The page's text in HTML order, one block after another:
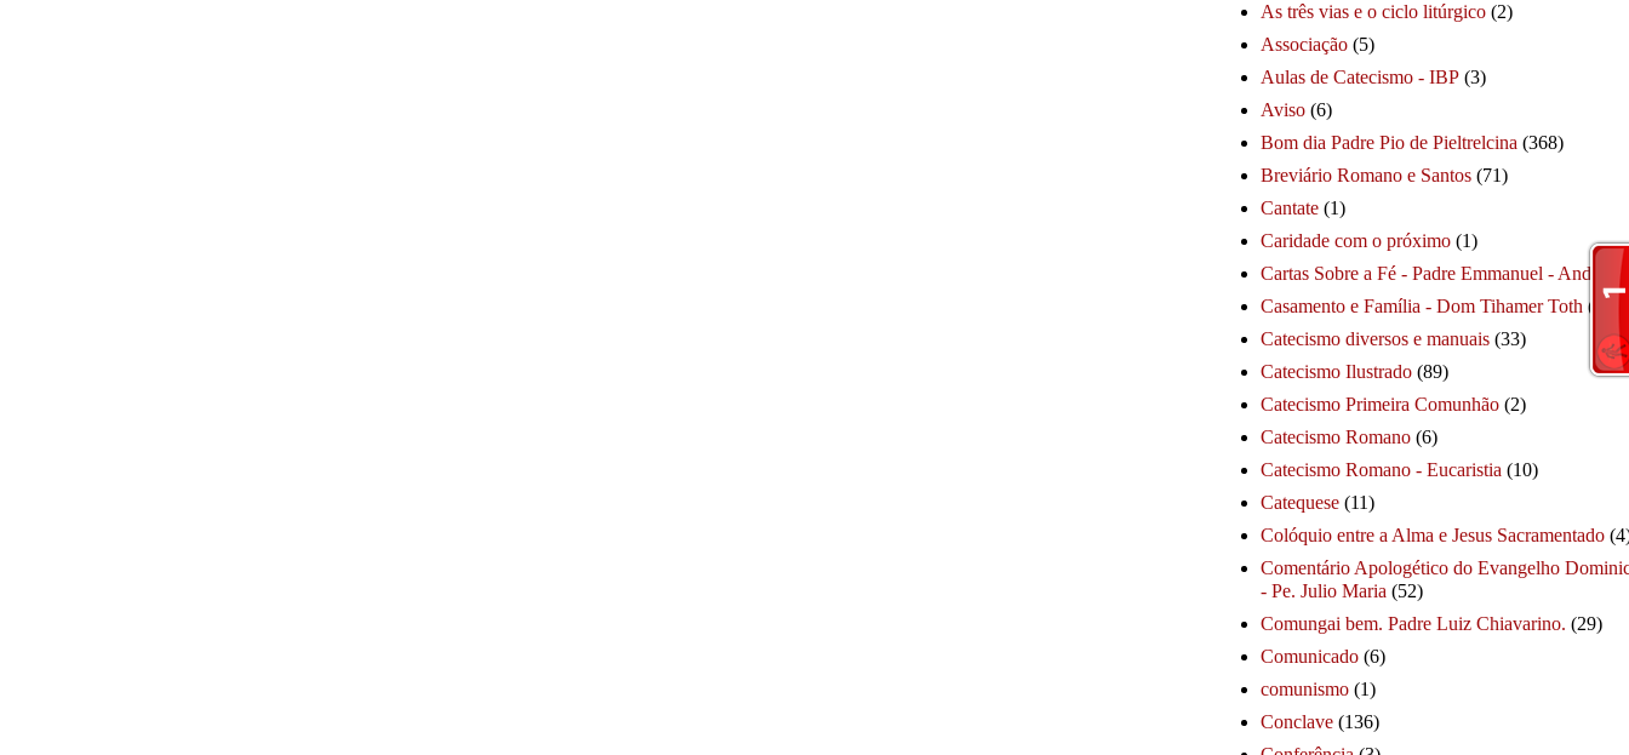
As três vias e o ciclo litúrgico (2)
Associação (5)
Aulas de Catecismo - IBP (3)
Aviso (6)
Bom dia Padre Pio de Pieltrelcina (368)
Breviário Romano e Santos (71)
Cantate (1)
Caridade com o próximo (1)
Cartas Sobre a Fé - Padre Emmanuel - André
Casamento e Família - Dom Tihamer Toth (115)
Catecismo diversos e manuais (33)
Catecismo Ilustrado (89)
Catecismo Primeira Comunhão (2)
Catecismo Romano (6)
Catecismo Romano - Eucaristia (10)
Catequese (11)
Colóquio entre a Alma e Jesus Sacramentado
Comentário Apologético do Evangelho
- Pe. Julio Maria (52)
Comungai bem. Padre Luiz Chiavarino. (29)
Comunicado (6)
comunismo (1)
Conclave (136)